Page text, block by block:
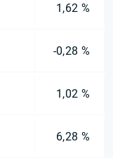
1,62 %
-0,28 %
1,02 %
6,28 %